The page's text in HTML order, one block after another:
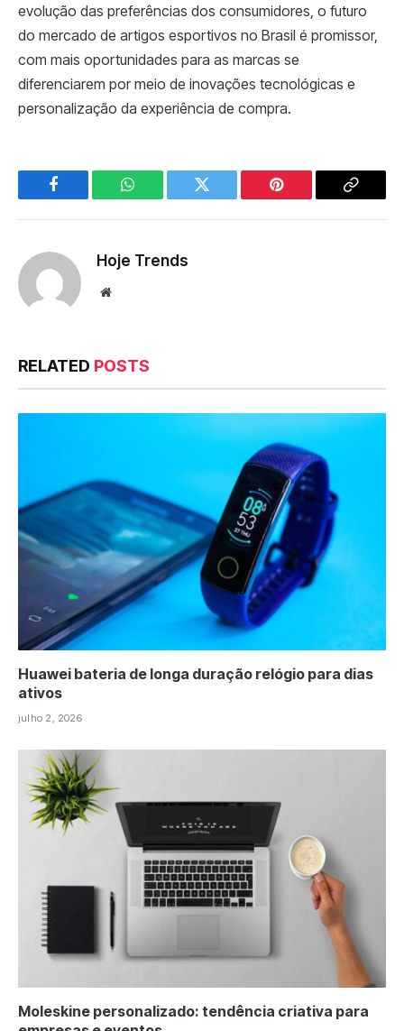
evolução das preferências dos consumidores, o futuro
do mercado de artigos esportivos no Brasil é promissor,
com mais oportunidades para as marcas se
diferenciarem por meio de inovações tecnológicas e
personalização da experiência de compra.
Facebook WhatsApp Twitter Pinterest
Copy
Hoje Trends
Website
RELATED POSTS
Huawei bateria de longa duração relógio para dias
ativos
julho 2, 2026
Moleskine personalizado: tendência criativa para